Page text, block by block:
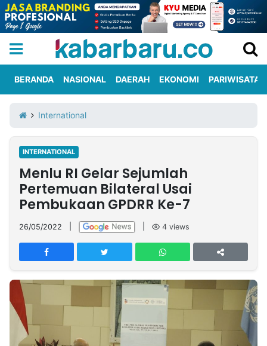
Iklan
Berita
Kami
Nasional
International
Olahraga
Entertainment
Daerah
Pariwisata
Kuliner
Kolom
Network
PT
TREETAN
INDONESIA
Partner
BERANDA NASIONAL DAERAH EKONOMI PARIWISATA
International
INTERNATIONAL
Menlu RI Gelar Sejumlah
Pertemuan Bilateral Usai
Pembukaan GPDRR Ke-7
26/05/2022 4 views